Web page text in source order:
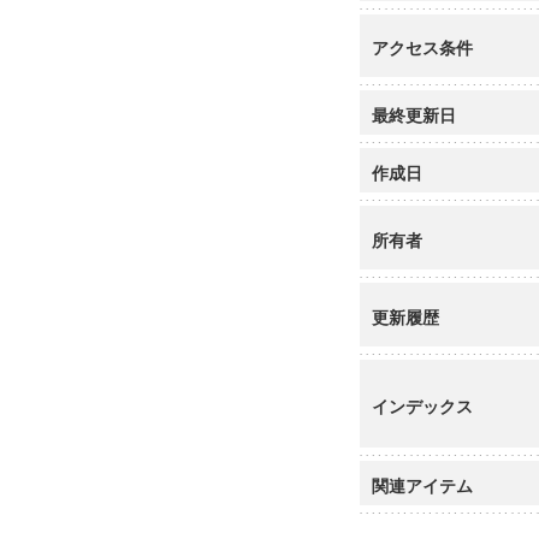
アクセス条件
最終更新日
作成日
所有者
更新履歴
インデックス
関連アイテム